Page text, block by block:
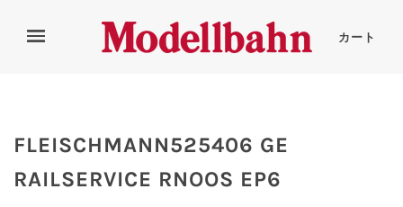
カート
FLEISCHMANN525406 GE
RAILSERVICE RNOOS EP6